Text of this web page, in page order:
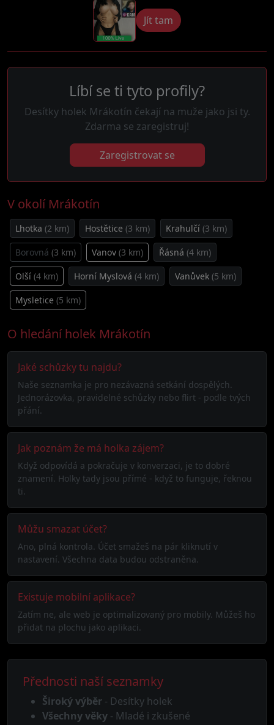
Jít tam
Líbí se ti tyto profily?
Desítky holek Mrákotín čekají na muže jako jsi ty.
Zdarma se zaregistruj!
Zaregistrovat se
V okolí Mrákotín
Lhotka (2 km) Hostětice (3 km) Krahulčí (3 km)
Borovná (3 km) Vanov (3 km) Řásná (4 km)
Olší (4 km) Horní Myslová (4 km) Vanůvek (5 km)
Mysletice (5 km)
O hledání holek Mrákotín
Jaké schůzky tu najdu?
Naše seznamka je pro nezávazná setkání dospělých.
Jednorázovka, pravidelné schůzky nebo flirt - podle tvých
přání.
Jak poznám že má holka zájem?
Když odpovídá a pokračuje v konverzaci, je to dobré
znamení. Holky tady jsou přímé - když to funguje, řeknou
ti.
Můžu smazat účet?
Ano, plná kontrola. Účet smažeš na pár kliknutí v
nastavení. Všechna data budou odstraněna.
Existuje mobilní aplikace?
Zatím ne, ale web je optimalizovaný pro mobily. Můžeš ho
přidat na plochu jako aplikaci.
Přednosti naší seznamky
Široký výběr - Desítky holek
Všechny věky - Mladé i zkušené